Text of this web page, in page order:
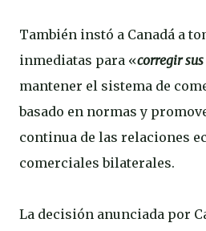
También instó a Canadá a
inmediatas para «corregir
mantener el sistema de
basado en normas y
continua de las relaciones
comerciales bilaterales.
La decisión anunciada por